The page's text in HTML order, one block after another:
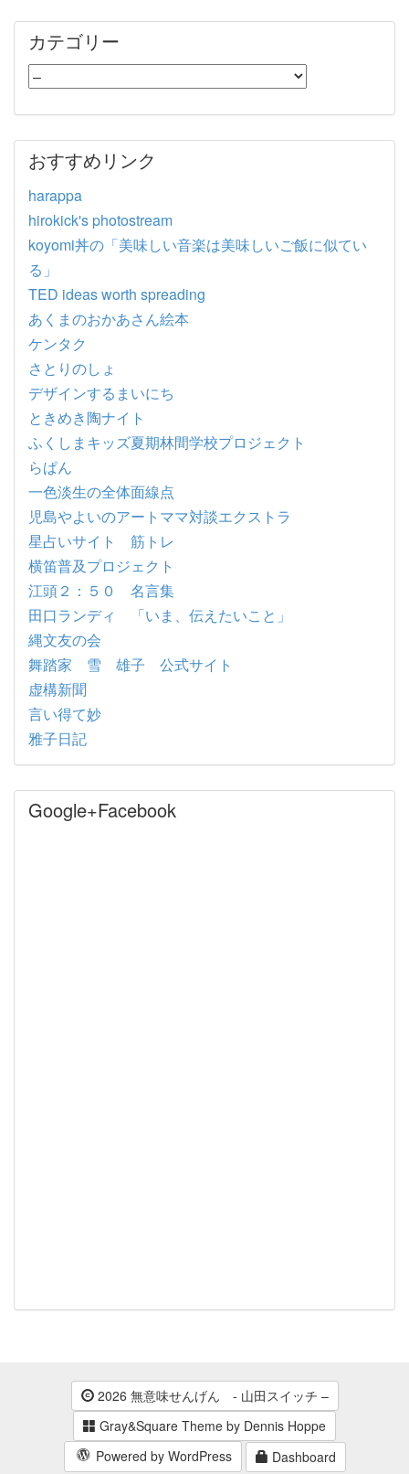
カテゴリー
おすすめリンク
harappa
hirokick's photostream
koyomi丼の「美味しい音楽は美味しいご飯に似てい
る」
TED ideas worth spreading
あくまのおかあさん絵本
ケンタク
さとりのしょ
デザインするまいにち
ときめき陶ナイト
ふくしまキッズ夏期林間学校プロジェクト
らぱん
一色淡生の全体面線点
児島やよいのアートママ対談エクストラ
星占いサイト 筋トレ
横笛普及プロジェクト
江頭２：５０ 名言集
田口ランディ 「いま、伝えたいこと」
縄文友の会
舞踏家 雪 雄子 公式サイト
虚構新聞
言い得て妙
雅子日記
Google+Facebook
2026 無意味せんげん - 山田スイッチ –
Gray&Square Theme by Dennis Hoppe
Powered by WordPress
Dashboard